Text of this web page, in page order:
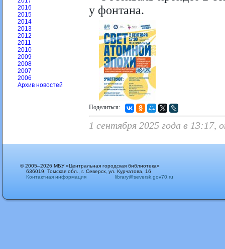
2016
2015
2014
2013
2012
2011
2010
2009
2008
2007
2006
Архив новостей
у фонтана.
Поделиться:
1 сентября 2025 года в 13:17,
© 2005–2026 МБУ «Центральная городская библиотека»
636019, Томская обл., г. Северск, ул. Курчатова, 16
Контактная информация
library@seversk.gov70.ru